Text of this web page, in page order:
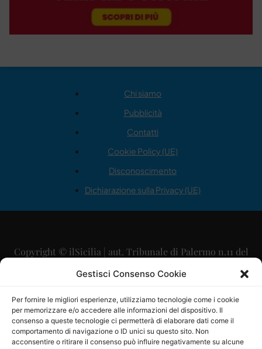
Gestisci Consenso Cookie
Per fornire le migliori esperienze, utilizziamo tecnologie come i cookie
per memorizzare e/o accedere alle informazioni del dispositivo. Il
consenso a queste tecnologie ci permetterà di elaborare dati come il
comportamento di navigazione o ID unici su questo sito. Non
acconsentire o ritirare il consenso può influire negativamente su alcune
Chi siamo
Pubblicità
Contatti
Cookie Policy (UE)
Disconoscimento
Dichiarazione sulla Privacy (UE)
Copyright © ilSicilia | aut. Tribunale di Palermo n.11 del
29/09/2015
Direttore Editoriale: Maurizio Scaglione
Direttore Responsabile: Maria Calabrese